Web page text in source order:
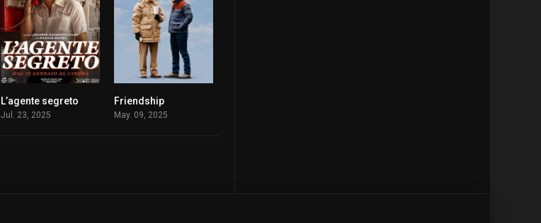
L’agente segreto
Jul. 23, 2025
Friendship
May. 09, 2025